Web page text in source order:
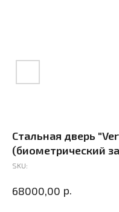
Стальная дверь
(биометрический
SKU:
68000,00 р.